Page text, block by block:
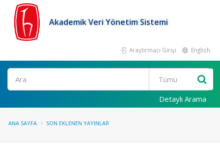
Akademik Veri Yönetim Sistemi
Araştırmacı Girişi English
Ara
Detaylı Arama
ANA SAYFA SON EKLENEN YAYINLAR